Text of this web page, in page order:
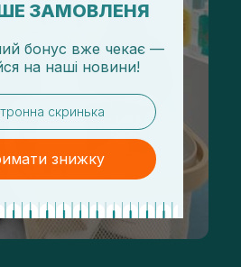
ЗАМОВЛЕНЯ
бонус вже чекає —
на наші новини!
знижку